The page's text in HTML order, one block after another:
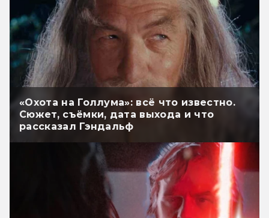
«Охота на Голлума»: всё что известно.
Сюжет, съёмки, дата выхода и что
рассказал Гэндальф